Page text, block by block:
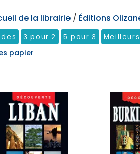
de la librairie / Éditions
3 pour 2 5 pour 3
papier